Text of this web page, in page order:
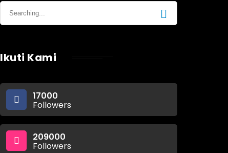
Ikuti Kami
17000
Followers
209000
Followers